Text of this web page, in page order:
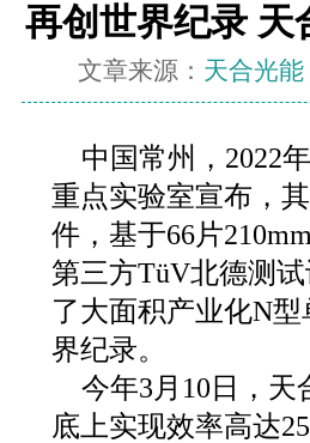
再创世界纪录 天
文章来源： 天合光能
中国常州，2022
重点实验室宣布，
件，基于66片
第三方TüV北德测
了大面积产业化N
界纪录。
今年3月10日，天
底上实现效率高达